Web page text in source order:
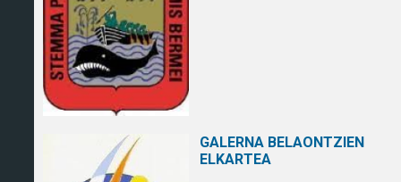
GALERNA BELAONTZIEN
ELKARTEA